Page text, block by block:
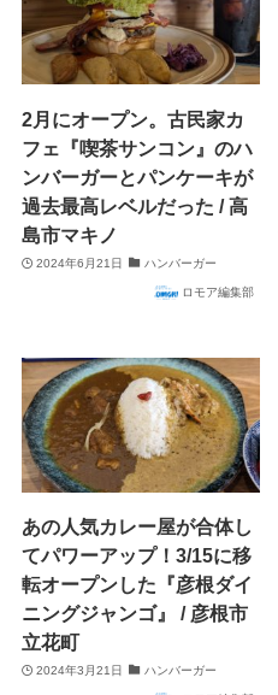
2月にオープン。古民家カ
フェ『喫茶サンコン』のハ
ンバーガーとパンケーキが
過去最高レベルだった / 高
島市マキノ
2024年6月21日 ハンバーガー
ロモア編集部
あの人気カレー屋が合体し
てパワーアップ！3/15に移
転オープンした『彦根ダイ
ニングジャンゴ』 / 彦根市
立花町
2024年3月21日 ハンバーガー